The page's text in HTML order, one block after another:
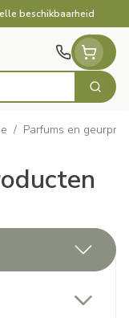
beschikbaarheid
Zoek
/ Parfums en